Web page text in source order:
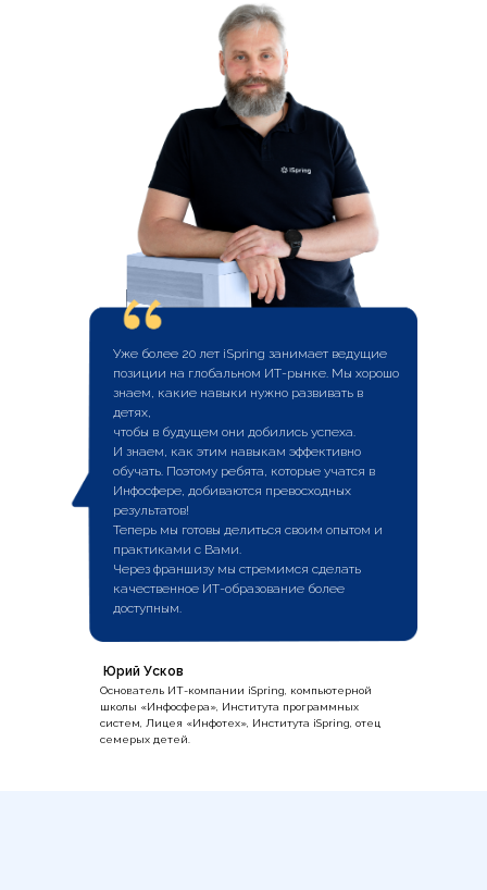
Уже более 20 лет iSpring занимает ведущие
позиции на глобальном ИТ-рынке. Мы хорошо
знаем, какие навыки нужно развивать в
детях,
чтобы в будущем они добились успеха.
И знаем, как этим навыкам эффективно
обучать. Поэтому ребята, которые учатся в
Инфосфере, добиваются превосходных
результатов!
Теперь мы готовы делиться своим опытом и
практиками с Вами.
Через франшизу мы стремимся сделать
качественное ИТ-образование более
доступным.
Основатель ИТ-компании iSpring, компьютерной
школы «Инфосфера», Института программных
систем, Лицея «Инфотех», Института iSpring, отец
семерых детей.
Юрий Усков